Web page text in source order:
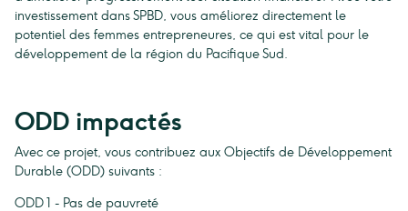
investissement dans SPBD, vous améliorez directement le
potentiel des femmes entrepreneures, ce qui est vital pour le
développement de la région du Pacifique Sud.
ODD impactés
Avec ce projet, vous contribuez aux Objectifs de Développement
Durable (ODD) suivants :
ODD 1 - Pas de pauvreté